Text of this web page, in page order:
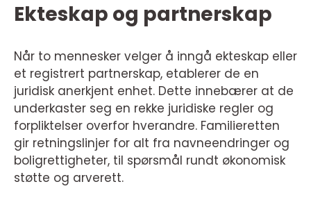
Ekteskap og partnerskap
Når to mennesker velger å inngå ekteskap eller
et registrert partnerskap, etablerer de en
juridisk anerkjent enhet. Dette innebærer at de
underkaster seg en rekke juridiske regler og
forpliktelser overfor hverandre. Familieretten
gir retningslinjer for alt fra navneendringer og
boligrettigheter, til spørsmål rundt økonomisk
støtte og arverett.